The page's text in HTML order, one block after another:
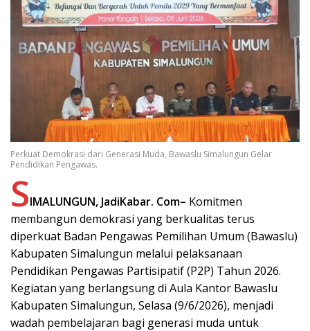
Perkuat Demokrasi dari Generasi Muda, Bawaslu Simalungun Gelar
Pendidikan Pengawas.
SIMALUNGUN, JadiKabar. Com– Komitmen
membangun demokrasi yang berkualitas terus
diperkuat Badan Pengawas Pemilihan Umum (Bawaslu)
Kabupaten Simalungun melalui pelaksanaan
Pendidikan Pengawas Partisipatif (P2P) Tahun 2026.
Kegiatan yang berlangsung di Aula Kantor Bawaslu
Kabupaten Simalungun, Selasa (9/6/2026), menjadi
wadah pembelajaran bagi generasi muda untuk